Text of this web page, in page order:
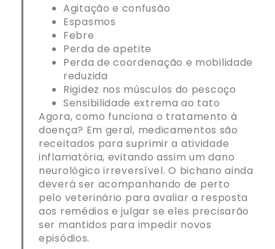
Agitação e confusão
Espasmos
Febre
Perda de apetite
Perda de coordenação e mobilidade
reduzida
Rigidez nos músculos do pescoço
Sensibilidade extrema ao tato
Agora, como funciona o tratamento à
doença? Em geral, medicamentos são
receitados para suprimir a atividade
inflamatória, evitando assim um dano
neurológico irreversível. O bichano ainda
deverá ser acompanhando de perto
pelo veterinário para avaliar a resposta
aos remédios e julgar se eles precisarão
ser mantidos para impedir novos
episódios.